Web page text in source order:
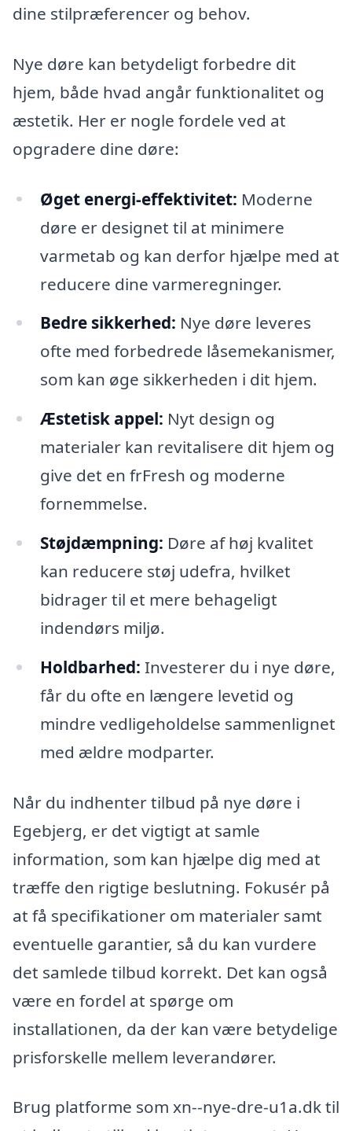
dine stilpræferencer og behov.
Nye døre kan betydeligt forbedre dit
hjem, både hvad angår funktionalitet og
æstetik. Her er nogle fordele ved at
opgradere dine døre:
Øget energi-effektivitet: Moderne
døre er designet til at minimere
varmetab og kan derfor hjælpe med at
reducere dine varmeregninger.
Bedre sikkerhed: Nye døre leveres
ofte med forbedrede låsemekanismer,
som kan øge sikkerheden i dit hjem.
Æstetisk appel: Nyt design og
materialer kan revitalisere dit hjem og
give det en frFresh og moderne
fornemmelse.
Støjdæmpning: Døre af høj kvalitet
kan reducere støj udefra, hvilket
bidrager til et mere behageligt
indendørs miljø.
Holdbarhed: Investerer du i nye døre,
får du ofte en længere levetid og
mindre vedligeholdelse sammenlignet
med ældre modparter.
Når du indhenter tilbud på nye døre i
Egebjerg, er det vigtigt at samle
information, som kan hjælpe dig med at
træffe den rigtige beslutning. Fokusér på
at få specifikationer om materialer samt
eventuelle garantier, så du kan vurdere
det samlede tilbud korrekt. Det kan også
være en fordel at spørge om
installationen, da der kan være betydelige
prisforskelle mellem leverandører.
Brug platforme som xn--nye-dre-u1a.dk til